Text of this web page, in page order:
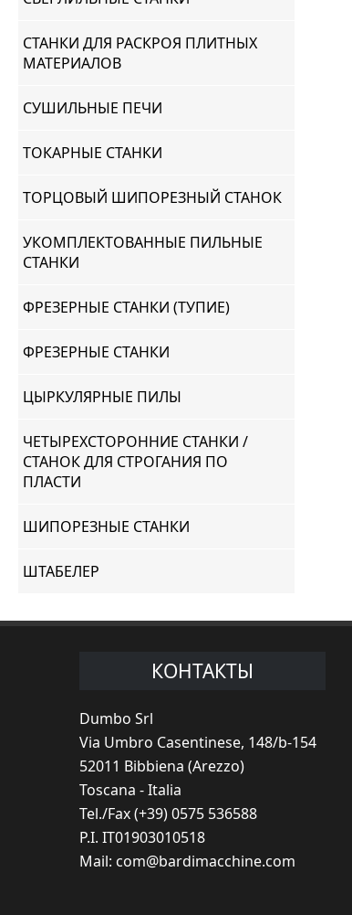
СТАНКИ ДЛЯ РАСКРОЯ ПЛИТНЫХ
МАТЕРИАЛОВ
СУШИЛЬНЫЕ ПЕЧИ
ТОКАРНЫЕ СТАНКИ
ТОРЦОВЫЙ ШИПОРЕЗНЫЙ СТАНОК
УКОМПЛЕКТОВАННЫЕ ПИЛЬНЫЕ
СТАНКИ
ФРЕЗЕРНЫЕ СТАНКИ (ТУПИЕ)
ФРЕЗЕРНЫЕ СТАНКИ
ЦЫРКУЛЯРНЫЕ ПИЛЫ
ЧЕТЫРЕХСТОРОННИЕ СТАНКИ /
СТАНОК ДЛЯ СТРОГАНИЯ ПО
ПЛАСТИ
ШИПОРЕЗНЫЕ СТАНКИ
ШТАБЕЛЕР
КОНТАКТЫ
Dumbo Srl
Via Umbro Casentinese, 148/b-154
52011 Bibbiena (Arezzo)
Toscana - Italia
Tel./Fax (+39) 0575 536588
P.I. IT01903010518
Mail: com@bardimacchine.com